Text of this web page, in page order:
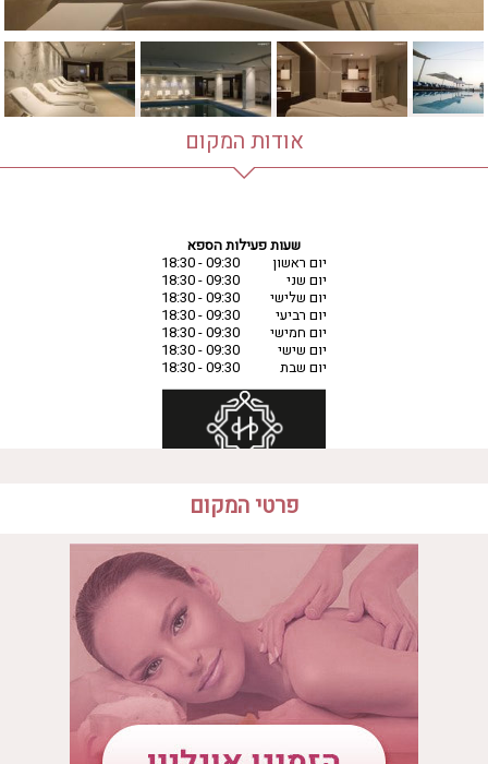
אודות המקום
שעות פעילות הספא
יום ראשון
09:30 - 18:30
יום שני
09:30 - 18:30
יום שלישי
09:30 - 18:30
יום רביעי
09:30 - 18:30
יום חמישי
09:30 - 18:30
יום שישי
09:30 - 18:30
יום שבת
09:30 - 18:30
פרטי המקום
שעות פעילות הספא
09:30 - 18:30
09:30 - 18:30
יום שלישי
09:30 - 18:30
09:30 - 18:30
09:30 - 18:30
09:30 - 18:30
לדף בית הספא